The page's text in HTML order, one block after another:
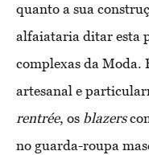
quanto a sua cons
alfaiataria ditar esta
complexas da Moda.
artesanal e
rentrée, os blazers
no guarda-roupa mas